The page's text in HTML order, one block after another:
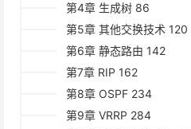
第4章 生成树 86
第5章 其他交换技术 120
第6章 静态路由 142
第7章 RIP 162
第8章 OSPF 234
第9章 VRRP 284